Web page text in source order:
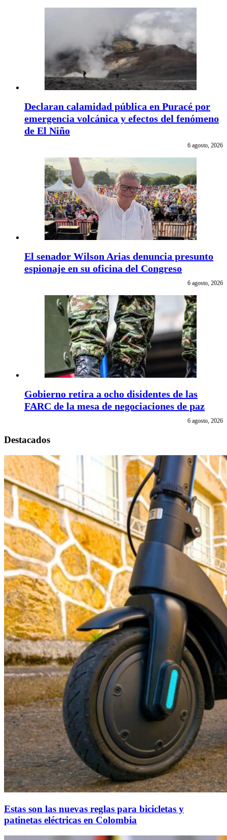
Declaran calamidad pública en Puracé por
emergencia volcánica y efectos del fenómeno
de El Niño
6 agosto, 2026
El senador Wilson Arias denuncia presunto
espionaje en su oficina del Congreso
6 agosto, 2026
Gobierno retira a ocho disidentes de las
FARC de la mesa de negociaciones de paz
6 agosto, 2026
Destacados
Estas son las nuevas reglas para bicicletas y
patinetas eléctricas en Colombia